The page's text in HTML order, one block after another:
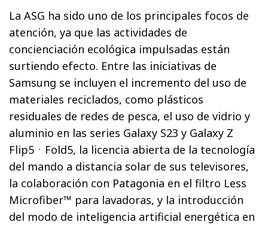
La ASG ha sido uno de los principales focos de
atención, ya que las actividades de
concienciación ecológica impulsadas están
surtiendo efecto. Entre las iniciativas de
Samsung se incluyen el incremento del uso de
materiales reciclados, como plásticos
residuales de redes de pesca, el uso de vidrio y
aluminio en las series Galaxy S23 y Galaxy Z
Flip5ㆍFold5, la licencia abierta de la tecnología
del mando a distancia solar de sus televisores,
la colaboración con Patagonia en el filtro Less
Microfiber™ para lavadoras, y la introducción
del modo de inteligencia artificial energética en